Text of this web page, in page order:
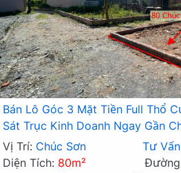
Bán Lô Góc 3 Mặt Tiền Full Thổ
Sát Trục Kinh Doanh Ngay Gần
Vị Trí: Chúc Sơn Tư Vấn
Diện Tích: 80m²
Đường